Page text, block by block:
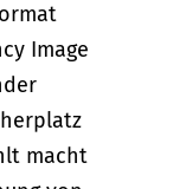
Image
macht